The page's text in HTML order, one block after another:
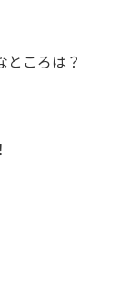
ころは？